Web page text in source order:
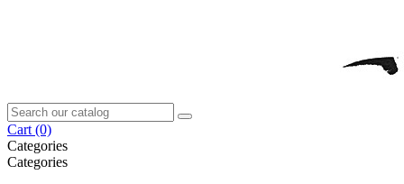
Cart (0)
Categories
Categories